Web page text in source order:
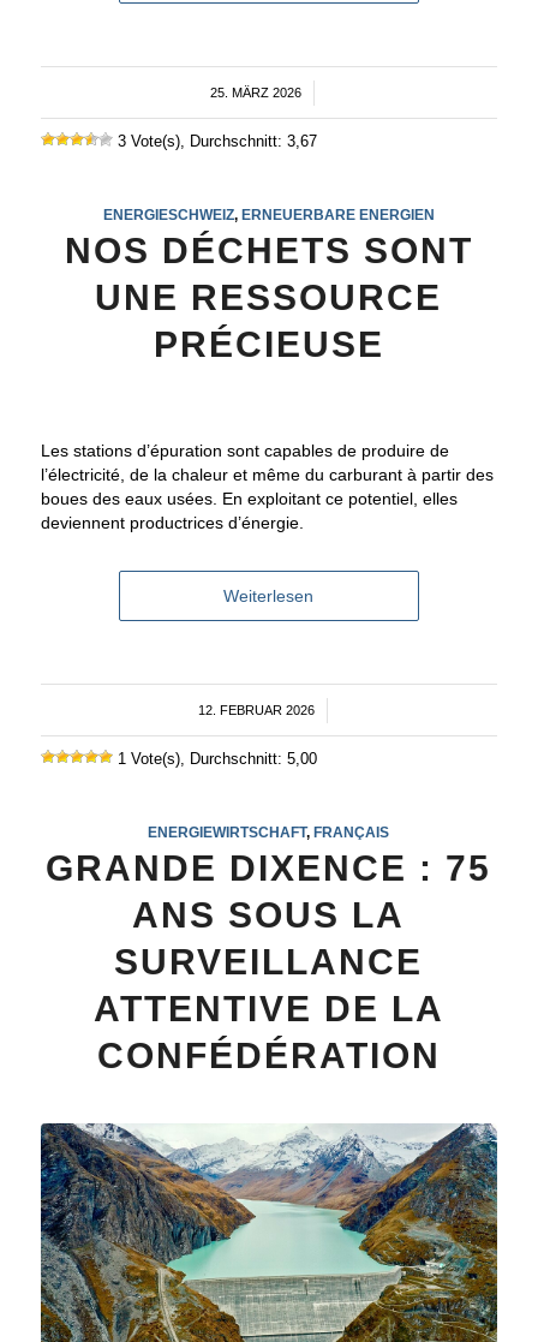
25. MÄRZ 2026
/
3 Vote(s), Durchschnitt: 3,67
ENERGIESCHWEIZ, ERNEUERBARE ENERGIEN
NOS DÉCHETS SONT
UNE RESSOURCE
PRÉCIEUSE
Les stations d’épuration sont capables de produire de
l’électricité, de la chaleur et même du carburant à partir des
boues des eaux usées. En exploitant ce potentiel, elles
deviennent productrices d’énergie.
Weiterlesen
12. FEBRUAR 2026
/
1 Vote(s), Durchschnitt: 5,00
ENERGIEWIRTSCHAFT,FRANÇAIS
GRANDE DIXENCE : 75
ANS SOUS LA
SURVEILLANCE
ATTENTIVE DE LA
CONFÉDÉRATION